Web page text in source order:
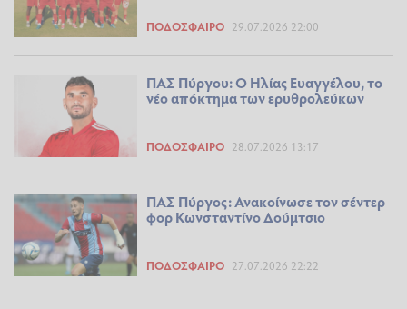
ΠΟΔΌΣΦΑΙΡΟ 29.07.2026 22:00
ΠΑΣ Πύργου: Ο Ηλίας Ευαγγέλου, το
νέο απόκτημα των ερυθρολεύκων
ΠΟΔΌΣΦΑΙΡΟ 28.07.2026 13:17
ΠΑΣ Πύργος: Ανακοίνωσε τον σέντερ
φορ Κωνσταντίνο Δούμτσιο
ΠΟΔΌΣΦΑΙΡΟ 27.07.2026 22:22